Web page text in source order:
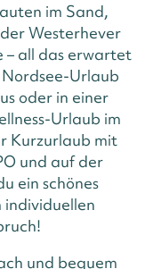
im Sand,
Westerhever
– all das erwartet
Urlaub
oder in einer
Urlaub im
Kurzurlaub mit
und auf der
ein schönes
individuellen
und bequem